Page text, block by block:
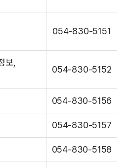
054-830-5151
보,
054-830-5152
054-830-5156
054-830-5157
054-830-5158